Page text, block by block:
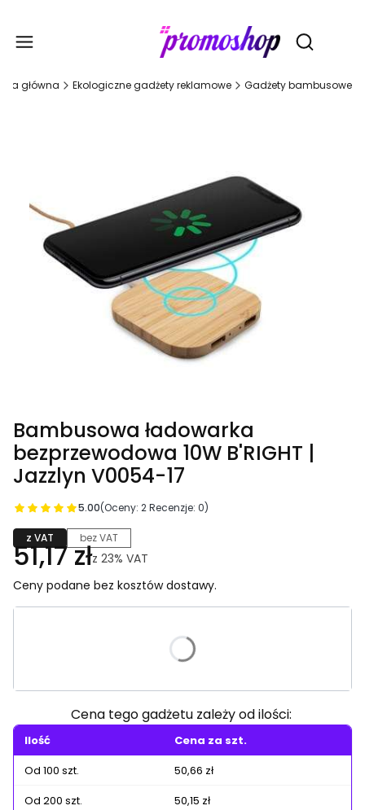
Otwórz
główna Ekologiczne gadżety reklamowe Gadżety bambusowe
Bambusowa ładowarka
bezprzewodowa 10W B'RIGHT |
Jazzlyn V0054-17
5.00(Oceny: 2 Recenzje: 0)
z VAT bez VAT
51,17 złz 23% VAT
Ceny podane bez kosztów dostawy.
Poszczególne warianty mogą różnić się ceną
Cena tego gadżetu zależy od ilości:
Ilość
Cena za szt.
Od 100 szt.
50,66 zł
Od 200 szt.
50,15 zł